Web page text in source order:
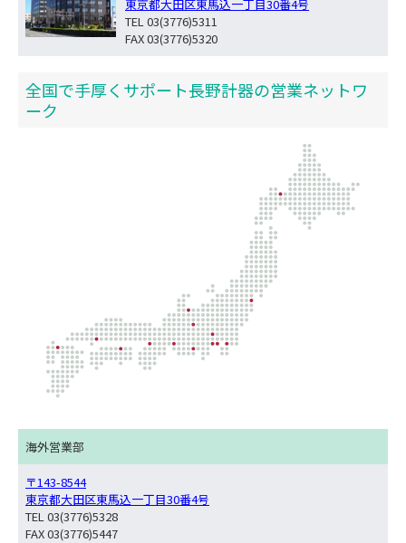
東京都大田区東馬込一丁目30番4号
TEL 03(3776)5311
FAX 03(3776)5320
全国で手厚くサポート長野計器の営業ネットワ
ーク
海外営業部
〒143-8544
東京都大田区東馬込一丁目30番4号
TEL 03(3776)5328
FAX 03(3776)5447